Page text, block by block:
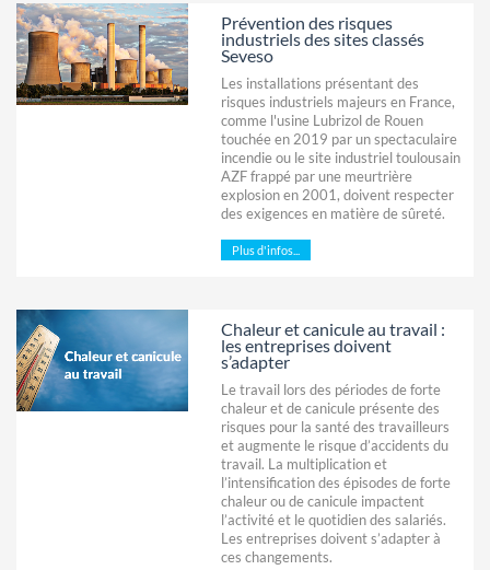
Prévention des risques
industriels des sites classés
Seveso
Les installations présentant des
risques industriels majeurs en France,
comme l'usine Lubrizol de Rouen
touchée en 2019 par un spectaculaire
incendie ou le site industriel toulousain
AZF frappé par une meurtrière
explosion en 2001, doivent respecter
des exigences en matière de sûreté.
Plus d'infos...
Chaleur et canicule au travail :
les entreprises doivent
s’adapter
Le travail lors des périodes de forte
chaleur et de canicule présente des
risques pour la santé des travailleurs
et augmente le risque d’accidents du
travail. La multiplication et
l’intensification des épisodes de forte
chaleur ou de canicule impactent
l’activité et le quotidien des salariés.
Les entreprises doivent s’adapter à
ces changements.